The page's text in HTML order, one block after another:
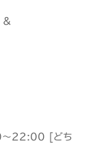
&
22:00 [どち